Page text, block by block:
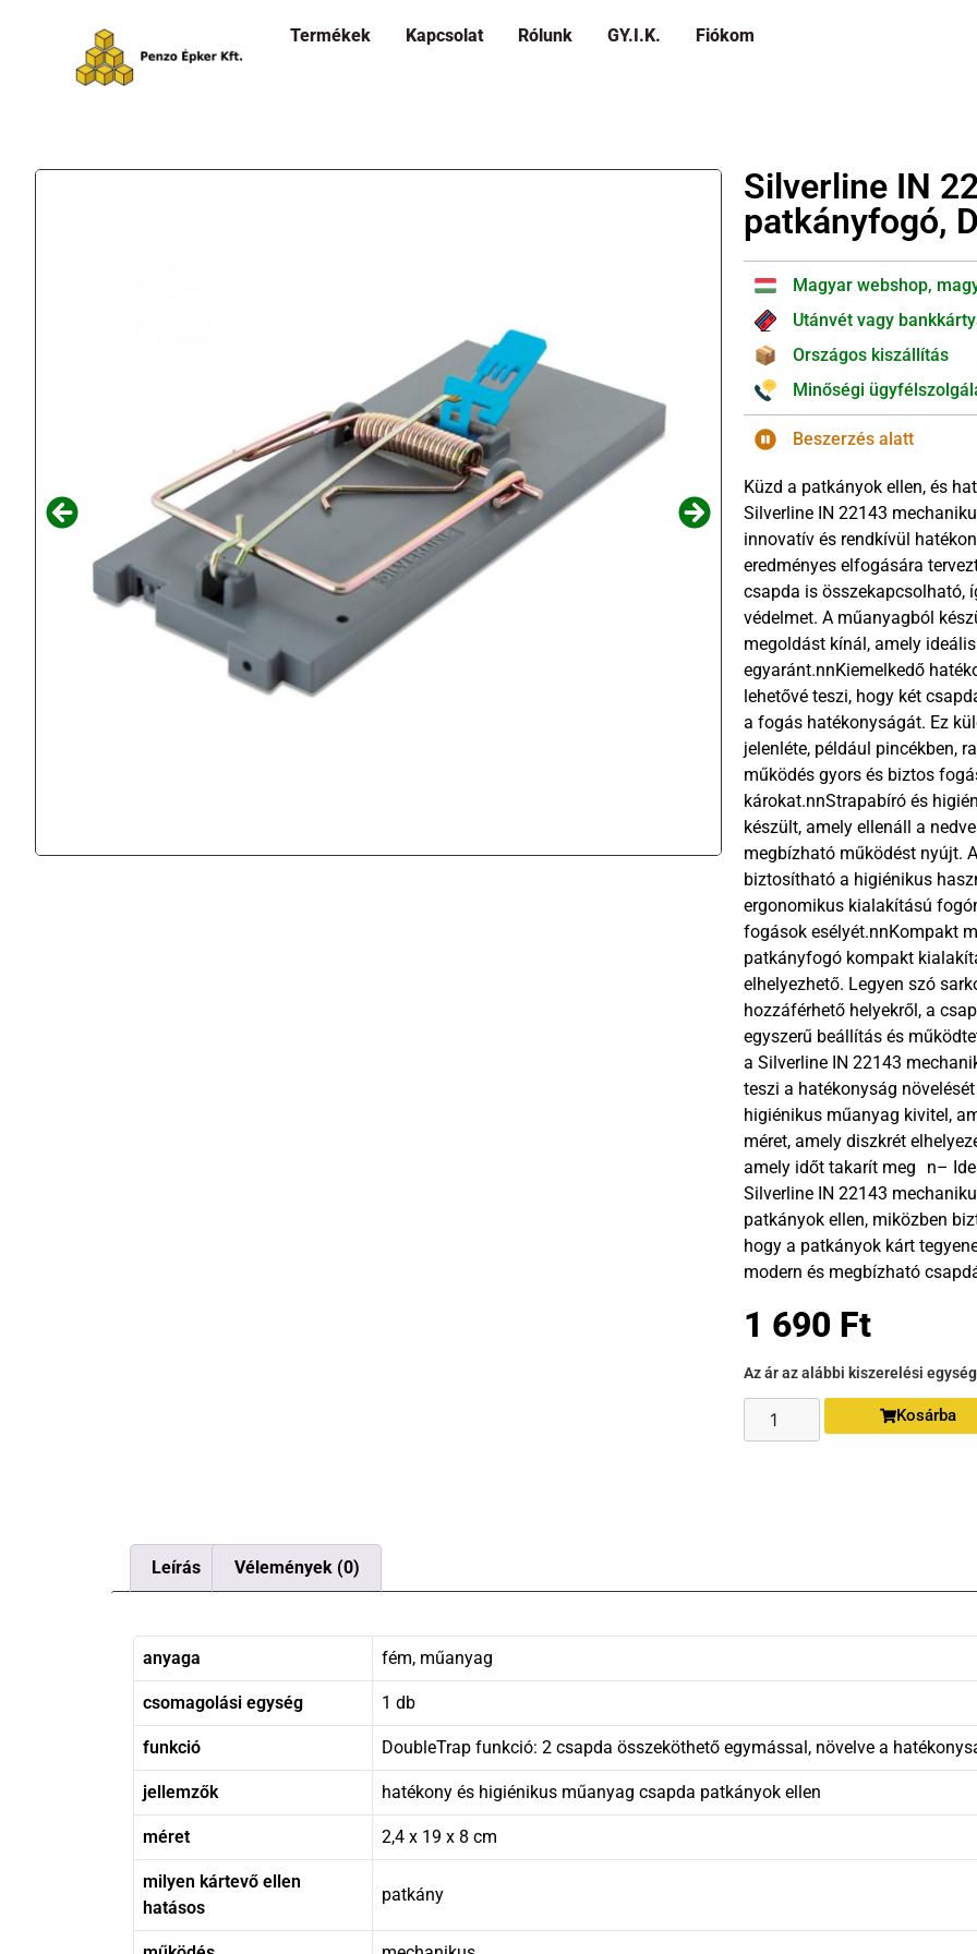
Termékek Kapcsolat Rólunk GY.I.K. Fiókom
Silverline IN
patkányfogó,
Magyar webshop,
Utánvét vagy
Országos kiszállítás
Minőségi
Beszerzés alatt
Küzd a patkányok ellen, és
Silverline IN 22143
innovatív és rendkívül
eredményes elfogására
csapda is összekapcsolható,
védelmet. A műanyagból
megoldást kínál, amely
egyaránt.nnKiemelkedő
lehetővé teszi, hogy két
a fogás hatékonyságát. Ez
jelenléte, például pincékben,
működés gyors és biztos
károkat.nnStrapabíró és
készült, amely ellenáll a
megbízható működést nyújt.
biztosítható a higiénikus
ergonomikus kialakítású
fogások esélyét.nnKompakt
patkányfogó kompakt
elhelyezhető. Legyen szó
hozzáférhető helyekről, a
egyszerű beállítás és
a Silverline IN 22143
teszi a hatékonyság
higiénikus műanyag kivitel,
méret, amely diszkrét
amely időt takarít meg n–
Silverline IN 22143
patkányok ellen, miközben
hogy a patkányok kárt
modern és megbízható
1 690 Ft
Az ár az alábbi kiszerelési
Kosárba
Leírás Vélemények (0)
anyaga fém, műanyag
csomagolási egység 1 db
funkció DoubleTrap funkció: 2 csapda összeköthető egymással, növelve a
jellemzők hatékony és higiénikus műanyag csapda patkányok ellen
méret 2,4 x 19 x 8 cm
milyen kártevő ellen
hatásos
patkány